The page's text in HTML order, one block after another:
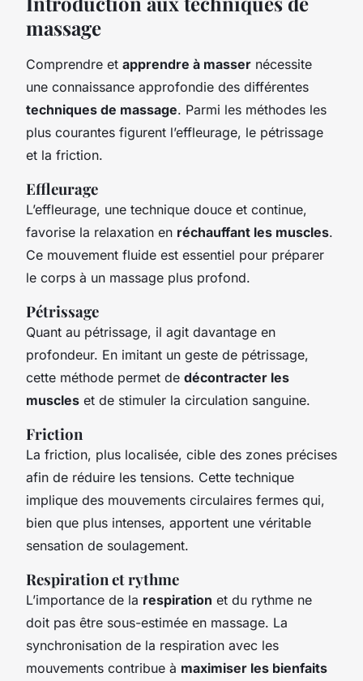
massage
Comprendre et apprendre à masser nécessite
une connaissance approfondie des différentes
techniques de massage. Parmi les méthodes les
plus courantes figurent l’effleurage, le pétrissage
et la friction.
Effleurage
L’effleurage, une technique douce et continue,
favorise la relaxation en réchauffant les muscles.
Ce mouvement fluide est essentiel pour préparer
le corps à un massage plus profond.
Pétrissage
Quant au pétrissage, il agit davantage en
profondeur. En imitant un geste de pétrissage,
cette méthode permet de décontracter les
muscles et de stimuler la circulation sanguine.
Friction
La friction, plus localisée, cible des zones précises
afin de réduire les tensions. Cette technique
implique des mouvements circulaires fermes qui,
bien que plus intenses, apportent une véritable
sensation de soulagement.
Respiration et rythme
L’importance de la respiration et du rythme ne
doit pas être sous-estimée en massage. La
synchronisation de la respiration avec les
mouvements contribue à maximiser les bienfaits